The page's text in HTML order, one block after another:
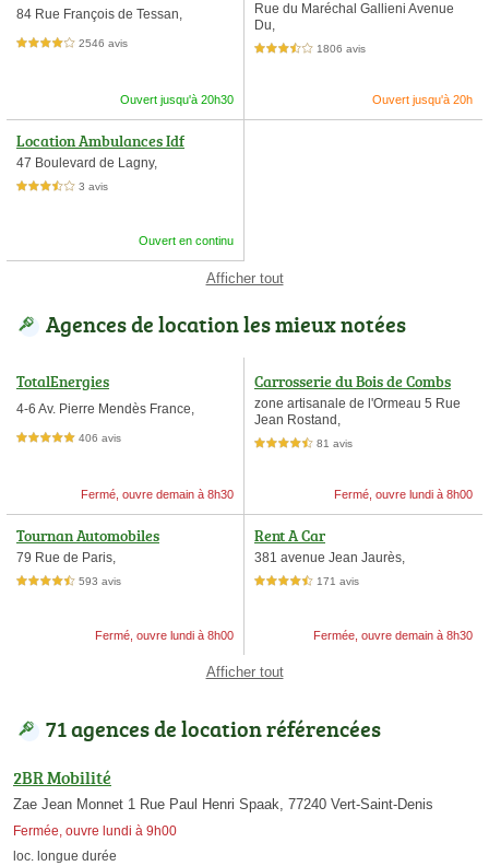
84 Rue François de Tessan,
4,0 étoiles sur 5 2546 avis
Ouvert jusqu'à 20h30
Rue du Maréchal Gallieni Avenue
Du,
3,5 étoiles sur 5 1806 avis
Ouvert jusqu'à 20h
Location Ambulances Idf
47 Boulevard de Lagny,
3,5 étoiles sur 5 3 avis
Ouvert en continu
Afficher tout
Agences de location les mieux notées
TotalEnergies
4-6 Av. Pierre Mendès France,
5,0 étoiles sur 5 406 avis
Fermé, ouvre demain à 8h30
Carrosserie du Bois de Combs
zone artisanale de l'Ormeau 5 Rue
Jean Rostand,
4,5 étoiles sur 5 81 avis
Fermé, ouvre lundi à 8h00
Tournan Automobiles
79 Rue de Paris,
4,5 étoiles sur 5 593 avis
Fermé, ouvre lundi à 8h00
Rent A Car
381 avenue Jean Jaurès,
4,5 étoiles sur 5 171 avis
Fermée, ouvre demain à 8h30
Afficher tout
71 agences de location référencées
2BR Mobilité
Zae Jean Monnet 1 Rue Paul Henri Spaak, 77240 Vert-Saint-Denis
Fermée, ouvre lundi à 9h00
loc. longue durée